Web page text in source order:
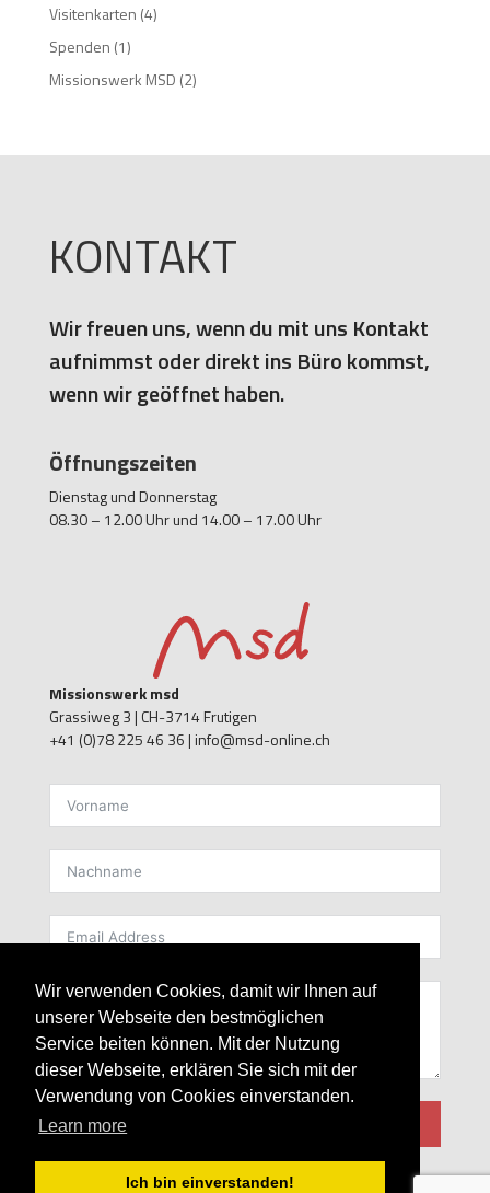
Wir verwenden Cookies, damit wir Ihnen auf
unserer Webseite den bestmöglichen
Service beiten können. Mit der Nutzung
dieser Webseite, erklären Sie sich mit der
Verwendung von Cookies einverstanden.
Learn more
Ich bin einverstanden!
Visitenkarten (4)
Spenden (1)
Missionswerk MSD (2)
KONTAKT
Wir freuen uns, wenn du mit uns Kontakt
aufnimmst oder direkt ins Büro kommst,
wenn wir geöffnet haben.
Öffnungszeiten
Dienstag und Donnerstag
08.30 – 12.00 Uhr und 14.00 – 17.00 Uhr
Missionswerk msd
Grassiweg 3 | CH-3714 Frutigen
+41 (0)78 225 46 36 | info@msd-online.ch